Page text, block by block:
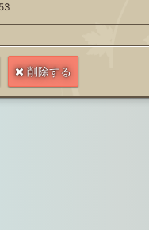
削除する